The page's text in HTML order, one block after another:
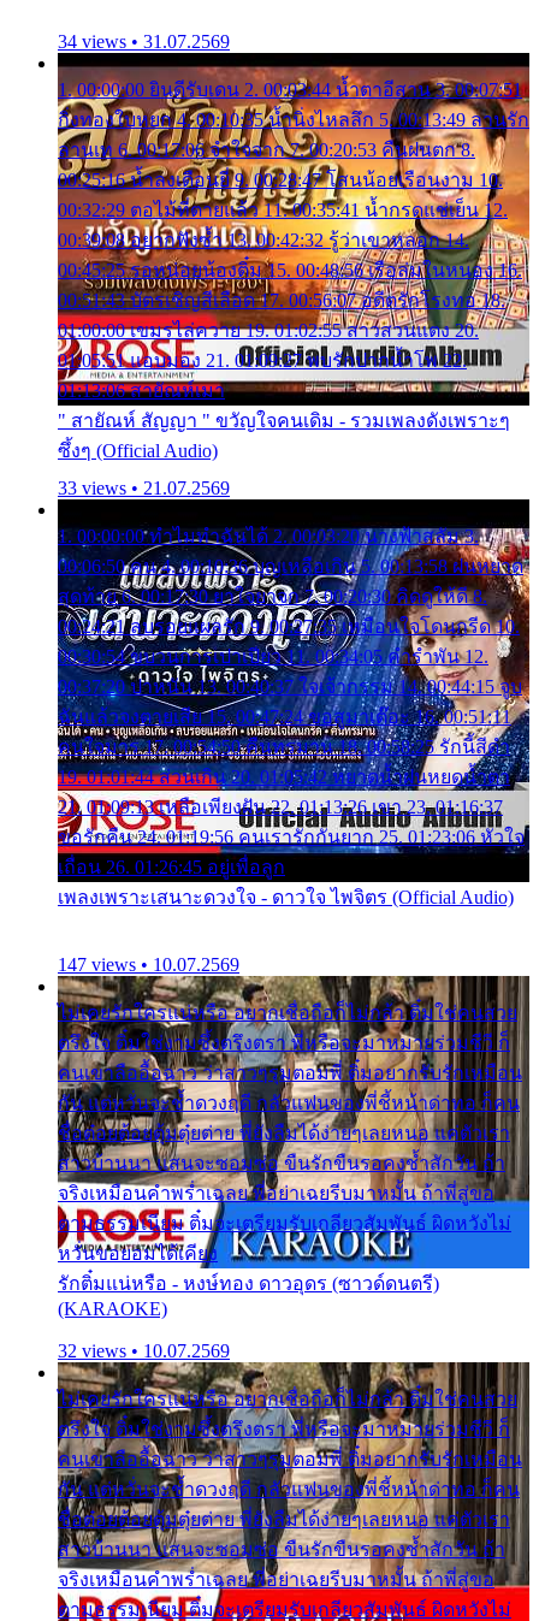
34 views • 31.07.2569
1. 00:00:00 ยินดีรับเดน 2. 00:03:44 น้ำตาอีสาน 3. 00:07:51
กิ่งทองใบหยก 4. 00:10:35 น้ำนิ่งไหลลึก 5. 00:13:49 ลานรัก
ลานเท 6. 00:17:06 จำใจจาก 7. 00:20:53 คืนฝนตก 8.
00:25:16 น้ำลงเดือนยี่ 9. 00:28:47 โสนน้อยเรือนงาม 10.
00:32:29 ตอไม้ที่ตายแล้ว 11. 00:35:41 น้ำกรดแช่เย็น 12.
00:39:08 อยากฟังซ้ำ 13. 00:42:32 รู้ว่าเขาหลอก 14.
00:45:25 รอหน่อยน้องติ๋ม 15. 00:48:56 เรือล่มในหนอง 16.
00:51:43 บัตรเชิญสีเลือด 17. 00:56:07 อดีตรักโรงทอ 18.
01:00:00 เขมรไล่ควาย 19. 01:02:55 สาวสวนแตง 20.
01:05:51 แอบมอง 21. 01:09:27 พบรักปากน้ำโพ 22.
01:13:06 สายัณห์เมา
" สายัณห์ สัญญา " ขวัญใจคนเดิม - รวมเพลงดังเพราะๆ
ซึ้งๆ (Official Audio)
33 views • 21.07.2569
1. 00:00:00 ทำไมทำฉันได้ 2. 00:03:20 นางฟ้าสลัม 3.
00:06:50 คน 4. 00:10:36 บุญเหลือเกิน 5. 00:13:58 ฝนหยาด
สุดท้าย 6. 00:17:30 ยาใจยาจก 7. 00:20:30 คิดดูให้ดี 8.
00:24:21 ลบรอยแผลรัก 9. 00:27:35 เหมือนใจโดนกรีด 10.
00:30:54 ขบวนการเปาเปียว 11. 00:34:05 คำรำพัน 12.
00:37:20 ปาหนัน 13. 00:40:37 ใจเจ้ากรรม 14. 00:44:15 จูบ
ฉันแล้วจงตายเสีย 15. 00:47:24 ขอสูมาเต๊อะ 16. 00:51:11
คนใจมาร 17. 00:54:50 คืนทรมาน 18. 00:58:25 รักนี้สีดำ
19. 01:01:44 ส่วนเกิน 20. 01:05:42 หยาดน้ำฝนหยดน้ำตา
21. 01:09:13 เหลือเพียงฝัน 22. 01:13:26 เขา 23. 01:16:37
ขอรักคืน 24. 01:19:56 คนเรารักกันยาก 25. 01:23:06 หัวใจ
เถื่อน 26. 01:26:45 อยู่เพื่อลูก
เพลงเพราะเสนาะดวงใจ - ดาวใจ ไพจิตร (Official Audio)
147 views • 10.07.2569
ไม่เคยรักใครแน่หรือ อยากเชื่อถือก็ไม่กล้า ติ๋มใช่คนสวย
ตรึงใจ ติ๋มใช่งามซึ้งตรึงตรา พี่หรือจะมาหมายร่วมชีวี ก็
คนเขาลืออื้อฉาว ว่าสาวๆรุมตอมพี่ ติ๋มอยากรับรักเหมือน
กัน แต่หวั่นจะช้ำดวงฤดี กลัวแฟนของพี่ชี้หน้าด่าทอ ก็คน
ชื่อต๋อยต้อยตุ้มตุ๋ยต่าย พี่ยังลืมได้ง่ายๆเลยหนอ แค่ตัวเรา
สาวบ้านนา แสนจะซอมซ่อ ขืนรักขืนรอคงช้ำสักวัน ถ้า
จริงเหมือนคำพร่ำเฉลย พี่อย่าเฉยรีบมาหมั้น ถ้าพี่สู่ขอ
ตามธรรมเนียม ติ๋มจะเตรียมรับเกลียวสัมพันธ์ ผิดหวังไม่
หวั่นขอยอมได้เคียง
รักติ๋มแน่หรือ - หงษ์ทอง ดาวอุดร (ซาวด์ดนตรี)
(KARAOKE)
32 views • 10.07.2569
ไม่เคยรักใครแน่หรือ อยากเชื่อถือก็ไม่กล้า ติ๋มใช่คนสวย
ตรึงใจ ติ๋มใช่งามซึ้งตรึงตรา พี่หรือจะมาหมายร่วมชีวี ก็
คนเขาลืออื้อฉาว ว่าสาวๆรุมตอมพี่ ติ๋มอยากรับรักเหมือน
กัน แต่หวั่นจะช้ำดวงฤดี กลัวแฟนของพี่ชี้หน้าด่าทอ ก็คน
ชื่อต๋อยต้อยตุ้มตุ๋ยต่าย พี่ยังลืมได้ง่ายๆเลยหนอ แค่ตัวเรา
สาวบ้านนา แสนจะซอมซ่อ ขืนรักขืนรอคงช้ำสักวัน ถ้า
จริงเหมือนคำพร่ำเฉลย พี่อย่าเฉยรีบมาหมั้น ถ้าพี่สู่ขอ
ตามธรรมเนียม ติ๋มจะเตรียมรับเกลียวสัมพันธ์ ผิดหวังไม่